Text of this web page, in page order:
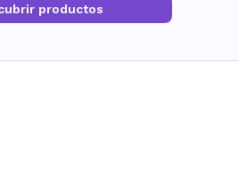
productos